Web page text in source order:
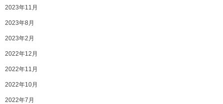
2023年11月
2023年8月
2023年2月
2022年12月
2022年11月
2022年10月
2022年7月